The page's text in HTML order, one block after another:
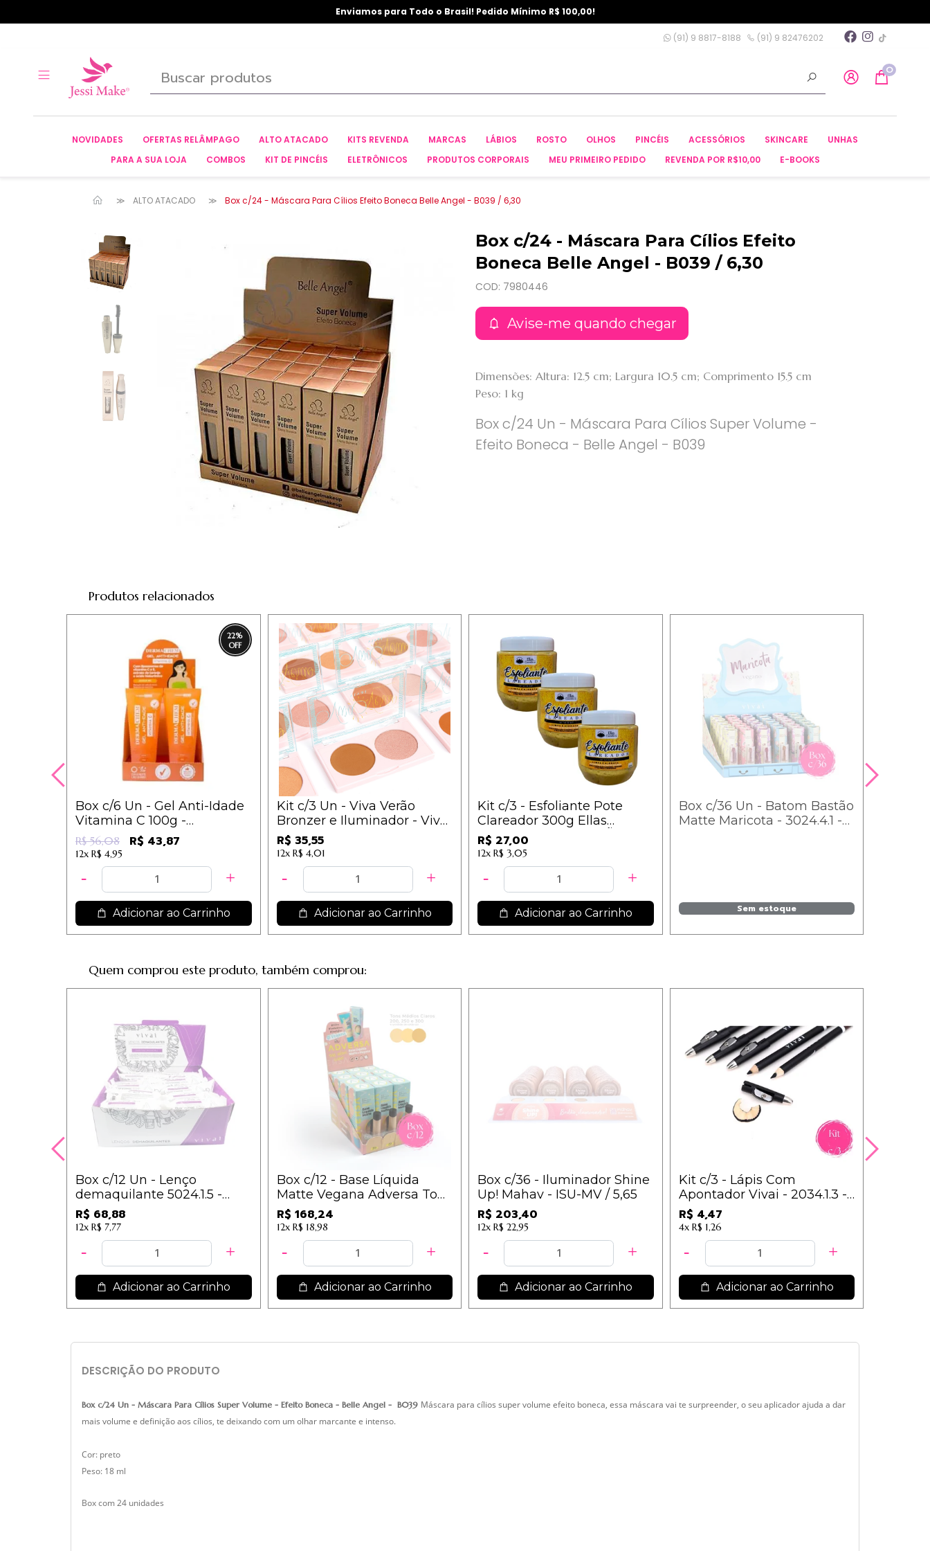
Enviamos para Todo o Brasil! Pedido Mínimo R$ 100,00!
(91) 9 8817-8188 (91) 9 82476202
0
NOVIDADES OFERTAS RELÂMPAGO ALTO ATACADO KITS REVENDA MARCAS LÁBIOS ROSTO OLHOS PINCÉIS ACESSÓRIOS SKINCARE
UNHAS
PARA A SUA LOJA
COMBOS KIT DE PINCÉIS ELETRÔNICOS PRODUTOS CORPORAIS MEU PRIMEIRO PEDIDO REVENDA POR R$10,00 E-BOOKS
ALTO ATACADO Box c/24 - Máscara Para Cílios Efeito Boneca Belle Angel - B039 / 6,30
Box c/24 - Máscara Para Cílios Efeito
Boneca Belle Angel - B039 / 6,30
COD: 7980446
Avise-me quando chegar
Dimensões: Altura: 12.5 cm; Largura 10.5 cm; Comprimento 15.5 cm
Peso: 1 kg
Box c/24 Un - Máscara Para Cílios Super Volume -
Efeito Boneca - Belle Angel - B039
Produtos relacionados
22%
Box c/6 Un - Gel Anti-Idade
Vitamina C 100g -
Dermachem
R$ 56,08 R$ 43,87
12x R$ 4,95
Adicionar ao Carrinho
Kit c/3 Un - Viva Verão
Bronzer e Iluminador - Vivai
- 1074.1.1
R$ 35,55
12x R$ 4,01
Adicionar ao Carrinho
Kit c/3 - Esfoliante Pote
Clareador 300g Ellas
Cosméticos - AÇAFRÃO
R$ 27,00
12x R$ 3,05
Adicionar ao Carrinho
Box c/36 Un - Batom Bastão
Matte Maricota - 3024.4.1 -
Sem estoque
Quem comprou este produto, também comprou:
Box c/12 Un - Lenço
demaquilante 5024.1.5 -
Vivai / 5,18
R$ 68,88
12x R$ 7,77
Adicionar ao Carrinho
Box c/12 - Base Líquida
Matte Vegana Adversa Tons
Médios Claros (200, 250,
300) - AD103 / 14,02
R$ 168,24
12x R$ 18,98
Adicionar ao Carrinho
Box c/36 - Iluminador Shine
Up! Mahav - ISU-MV / 5,65
R$ 203,40
12x R$ 22,95
Adicionar ao Carrinho
Kit c/3 - Lápis Com
Apontador Vivai - 2034.1.3 -
Preto / 1,49
R$ 4,47
4x R$ 1,26
Adicionar ao Carrinho
DESCRIÇÃO DO PRODUTO
Box c/24 Un - Máscara Para Cílios Super Volume - Efeito Boneca - Belle Angel - B039 Máscara para cílios super volume efeito boneca, essa máscara vai te surpreender, o seu aplicador ajuda a dar
mais volume e definição aos cílios, te deixando com um olhar marcante e intenso.
Cor: preto
Peso: 18 ml
Box com 24 unidades